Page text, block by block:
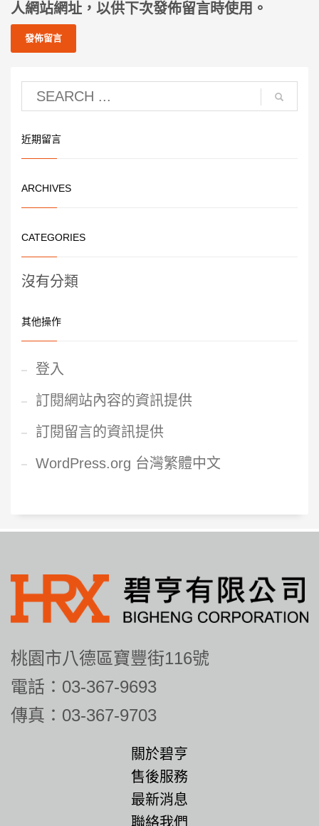
人網站網址，以供下次發佈留言時使用。
近期留言
ARCHIVES
CATEGORIES
沒有分類
其他操作
登入
訂閱網站內容的資訊提供
訂閱留言的資訊提供
WordPress.org 台灣繁體中文
桃園市八德區寶豐街116號
電話：03-367-9693
傳真：03-367-9703
關於碧亨
售後服務
最新消息
聯絡我們